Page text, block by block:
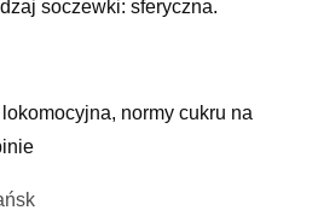
soczewki: sferyczna.
normy cukru na